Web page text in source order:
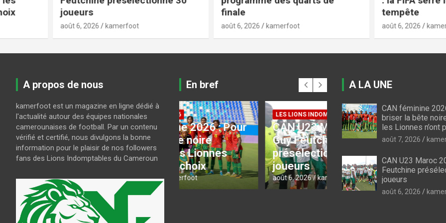
août 6, 2026 kamerfoot août 6, 2026 kamerfoot août 6, 2026 kamerfoot
A propos de nous
kamerfoot est un magazine en ligne dédié à
l'actualité autour des équipes nationales
camerounaises de football. Par un contenu
vérifié et certifié, nous divulgons la bonne
information pour le plaisir de nos followers
fans des Lions Indomptables du Cameroun
En bref
CAN FEMININE 2026
CAN féminine 2026 : Pour
briser la bête noire
nigériane, les Lionnes
n’ont plus le choix
août 7, 2026 kamerfoot
LES LIONS INDOMPTABLES
CAN U23 Maroc 2027 :
Guy Feutchine
présélectionne 30
joueurs
août 6, 2026 kamerfoot
COUPE DU CAMEROUN
Coupe du Cameroun :
le programme des
de finale
août 6, 2026 kamerfoot
A LA UNE
CAN féminine
briser la bête
les Lionnes n’ont
août 7, 2026
CAN U23 Maroc
Feutchine
joueurs
août 6, 2026